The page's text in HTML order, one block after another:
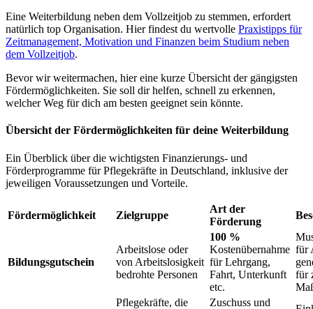
Eine Weiterbildung neben dem Vollzeitjob zu stemmen, erfordert
natürlich top Organisation. Hier findest du wertvolle Praxistipps für
Zeitmanagement, Motivation und Finanzen beim Studium neben
dem Vollzeitjob.
Bevor wir weitermachen, hier eine kurze Übersicht der gängigsten
Fördermöglichkeiten. Sie soll dir helfen, schnell zu erkennen,
welcher Weg für dich am besten geeignet sein könnte.
Übersicht der Fördermöglichkeiten für deine Weiterbildung
Ein Überblick über die wichtigsten Finanzierungs- und
Förderprogramme für Pflegekräfte in Deutschland, inklusive der
jeweiligen Voraussetzungen und Vorteile.
Fördermöglichkeit Zielgruppe
Art der
Förderung
Bildungsgutschein
Arbeitslose oder
von Arbeitslosigkeit
bedrohte Personen
100 %
Kostenübernahme
für Lehrgang,
Fahrt, Unterkunft
etc.
für
für
Pflegekräfte, die
Zuschuss und